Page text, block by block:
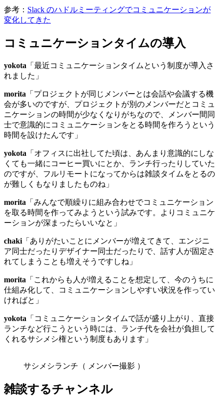
参考： Slack のハドルミーティングでコミュニケーションが
変化してきた
コミュニケーションタイムの導入
yokota 「最近コミュニケーションタイムという制度が導入さ
れました」
morita 「プロジェクトが同じメンバーとは会話や会議する機
会が多いのですが、プロジェクトが別のメンバーだとコミュ
ニケーションの時間が少なくなりがちなので、メンバー間同
士で意識的にコミュニケーションをとる時間を作ろうという
時間を設けたんです」
yokota 「オフィスに出社してた頃は、あんまり意識的にしな
くても一緒にコーヒー買いにとか、ランチ行ったりしていた
のですが、フルリモートになってからは雑談タイムをとるの
が難しくもなりましたものね」
morita 「みんなで順繰りに組み合わせでコミュニケーション
を取る時間を作ってみようという試みです。よりコミュニケ
ーションが深まったらいいなと」
chaki 「ありがたいことにメンバーが増えてきて、エンジニ
ア同士だったりデザイナー同士だったりで、話す人が固定さ
れてしまうことも増えそうですしね」
morita 「これからも人が増えることを想定して、今のうちに
仕組み化して、コミュニケーションしやすい状況を作ってい
ければと」
yokota 「コミュニケーションタイムで話が盛り上がり、直接
ランチなど行こうという時には、ランチ代を会社が負担して
くれるサシメシ権という制度もあります」
サシメシランチ（ メンバー撮影 ）
雑談するチャンネル